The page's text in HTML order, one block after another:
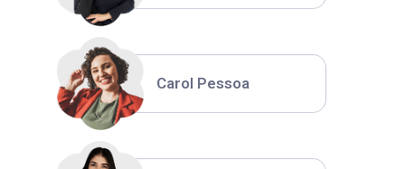
Carol Pessoa